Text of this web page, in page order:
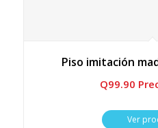
Piso imitación
Q99.90
Ver